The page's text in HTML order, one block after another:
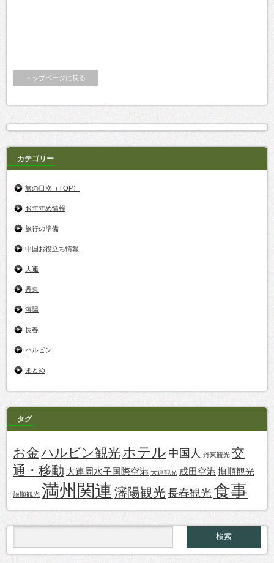
トップページに戻る
カテゴリー
旅の目次（TOP）
おすすめ情報
旅行の準備
中国お役立ち情報
大連
丹東
瀋陽
長春
ハルビン
まとめ
タグ
お金ハルビン観光 ホテル 中国人 丹東観光 交
通・移動 大連周水子国際空港 大連観光 成田空港 撫順観光
旅順観光 満州関連 瀋陽観光長春観光食事